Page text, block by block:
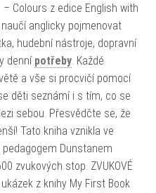
Colours z edice English with
anglicky pojmenovat
hudební nástroje, dopravní
denní potřeby . Každé
a vše si procvičí pomocí
děti seznámí i s tím, co se
sebou. Přesvědčte se, že
Tato kniha vznikla ve
Dunstanem
zvukových stop. ZVUKOVÉ
z knihy My First Book